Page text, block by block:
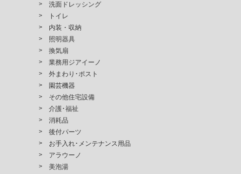
洗面ドレッシング
トイレ
内装・収納
照明器具
換気扇
業務用ジアイーノ
外まわり･ポスト
園芸機器
その他住宅設備
介護･福祉
消耗品
後付パーツ
お手入れ･メンテナンス用品
アラウーノ
美泡湯